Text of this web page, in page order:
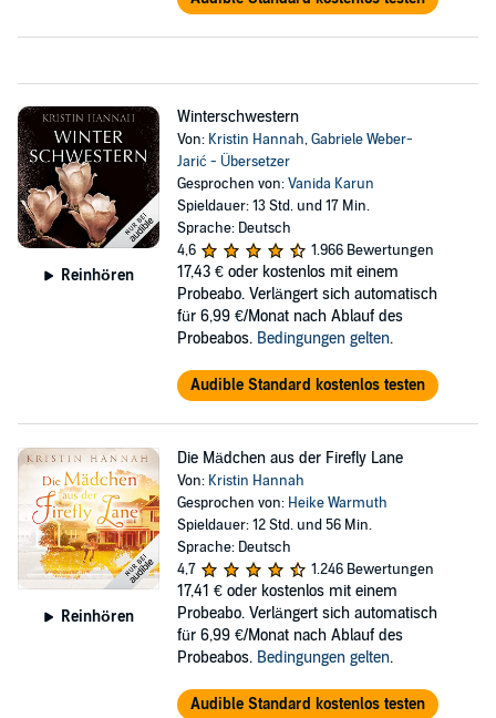
Reinhören
Winterschwestern
Von: Kristin Hannah,Gabriele Weber-
Jarić - Übersetzer
Gesprochen von:Vanida Karun
Spieldauer: 13 Std. und 17 Min.
Sprache: Deutsch
4,6
1.966 Bewertungen
17,43 € oder kostenlos mit einem
Probeabo. Verlängert sich automatisch
für 6,99 €/Monat nach Ablauf des
Probeabos. Bedingungen gelten.
Audible Standard kostenlos testen
Reinhören
Die Mädchen aus der Firefly Lane
Von: Kristin Hannah
Gesprochen von: Heike Warmuth
Spieldauer: 12 Std. und 56 Min.
Sprache: Deutsch
4,7
1.246 Bewertungen
17,41 € oder kostenlos mit einem
Probeabo. Verlängert sich automatisch
für 6,99 €/Monat nach Ablauf des
Probeabos. Bedingungen gelten.
Audible Standard kostenlos testen